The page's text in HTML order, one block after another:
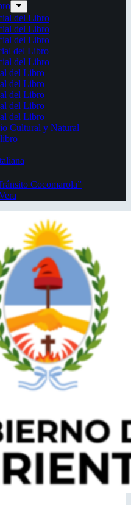
del Libro
del Libro
del Libro
del Libro
del Libro
del Libro
del Libro
del Libro
del Libro
del Libro
Cultural y Natural
Cocomarola”